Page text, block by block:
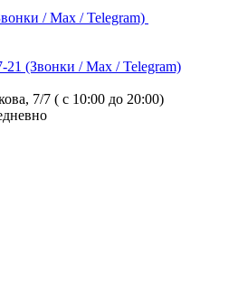
/ Max / Telegram)
21 (Звонки / Max / Telegram)
7/7 ( с 10:00 до 20:00)